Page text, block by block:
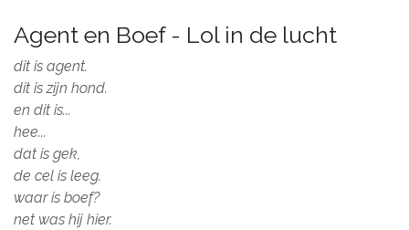
Agent en Boef - Lol in de lucht
dit is agent.
dit is zijn hond.
en dit is...
hee...
dat is gek,
de cel is leeg.
waar is boef?
net was hij hier.